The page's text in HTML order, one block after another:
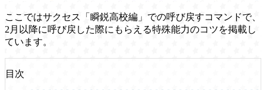
ここではサクセス「瞬鋭高校編」での呼び戻すコマンドで、
2月以降に呼び戻した際にもらえる特殊能力のコツを掲載し
ています。
目次